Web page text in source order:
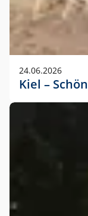
24.06.2026
Kiel –